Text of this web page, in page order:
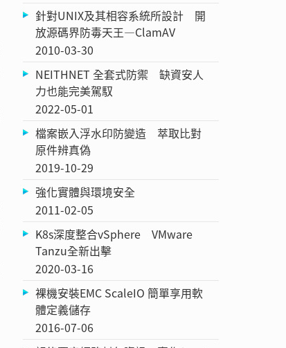
針對UNIX及其相容系統所設計 開
放源碼界防毒天王—ClamAV
2010-03-30
NEITHNET 全套式防禦 缺資安人
力也能完美駕馭
2022-05-01
檔案嵌入浮水印防變造 萃取比對
原件辨真偽
2019-10-29
強化實體與環境安全
2011-02-05
K8s深度整合vSphere VMware
Tanzu全新出擊
2020-03-16
裸機安裝EMC ScaleIO 簡單享用軟
體定義儲存
2016-07-06